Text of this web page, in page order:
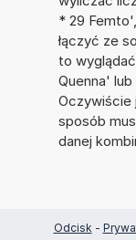
* 29
łączyć ze
to
Quenna'
Oczywiście
sposób
danej
Odcisk -